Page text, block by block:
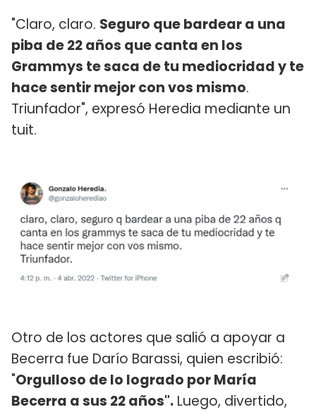
"Claro, claro. Seguro que bardear a una
piba de 22 años que canta en los
Grammys te saca de tu mediocridad y te
hace sentir mejor con vos mismo.
Triunfador", expresó Heredia mediante un
tuit.
Otro de los actores que salió a apoyar a
Becerra fue Darío Barassi, quien escribió:
"Orgulloso de lo logrado por María
Becerra a sus 22 años". Luego, divertido,